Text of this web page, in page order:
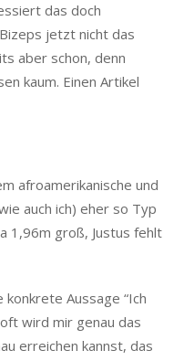
das doch
jetzt nicht das
aber schon, denn
kaum. Einen Artikel
afroamerikanische und
auch ich) eher so Typ
1,96m groß, Justus fehlt
konkrete Aussage “Ich
wird mir genau das
erreichen kannst, das